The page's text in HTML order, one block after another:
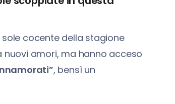
cocente della stagione
amori, ma hanno acceso
, bensì un